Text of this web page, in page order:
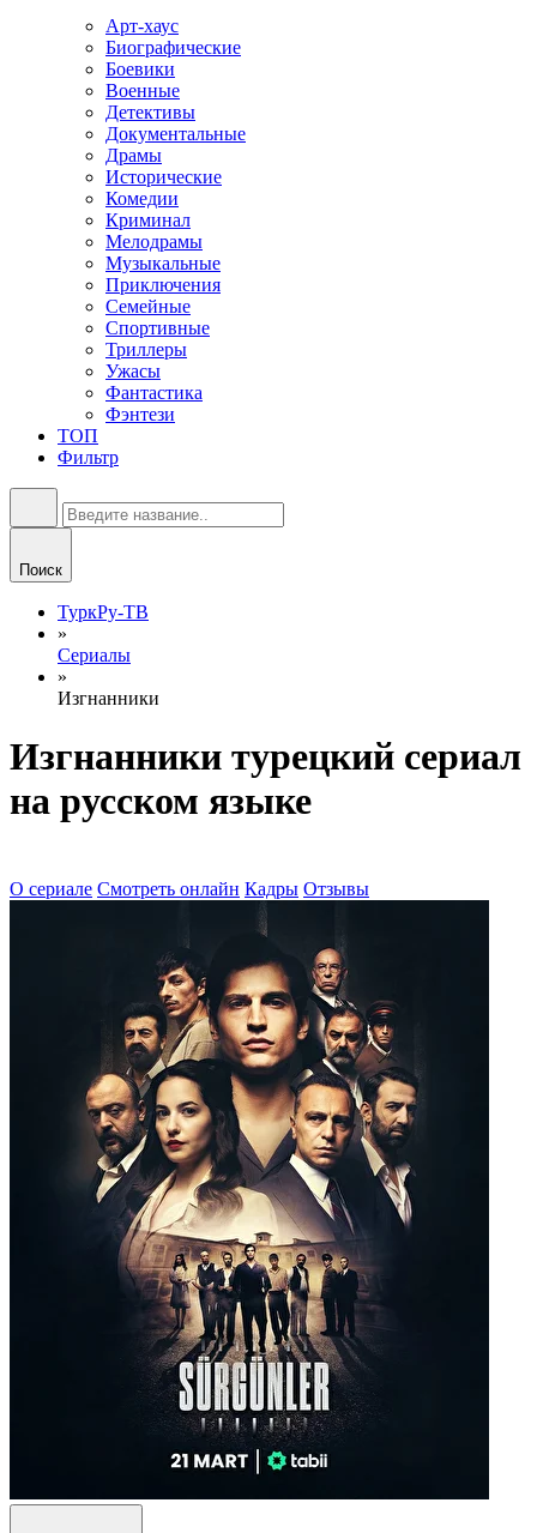
Арт-хаус
Биографические
Боевики
Военные
Детективы
Документальные
Драмы
Исторические
Комедии
Криминал
Мелодрамы
Музыкальные
Приключения
Семейные
Спортивные
Триллеры
Ужасы
Фантастика
Фэнтези
ТОП
Фильтр
Поиск
ТуркРу-ТВ
»
Сериалы
»
Изгнанники
Изгнанники турецкий сериал
на русском языке
О сериале Смотреть онлайн Кадры Отзывы